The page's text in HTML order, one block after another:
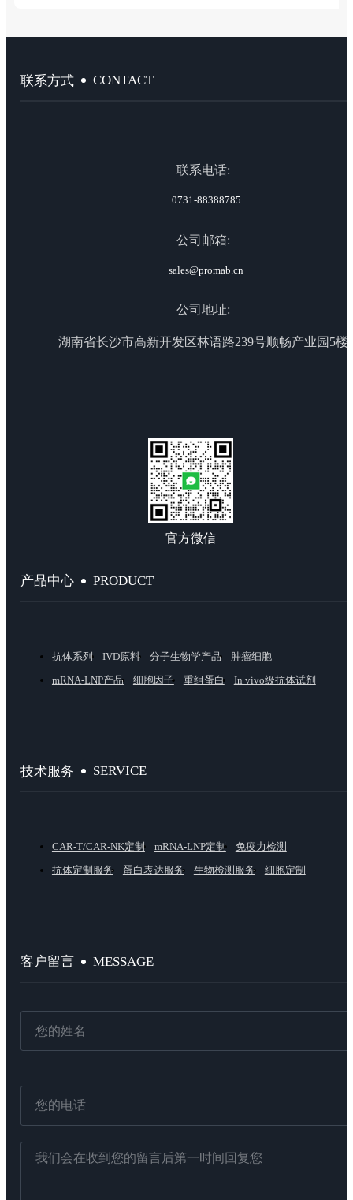
联系方式 CONTACT
联系电话:
0731-88388785
公司邮箱:
sales@promab.cn
公司地址:
湖南省长沙市高新开发区林语路239号顺畅产业园5楼
官方微信
产品中心 PRODUCT
抗体系列 IVD原料 分子生物学产品
肿瘤细胞
mRNA-LNP产品
细胞因子 重组蛋白 In vivo级抗体试剂
技术服务 SERVICE
CAR-T/CAR-NK定制 mRNA-LNP定制
免疫力检测
抗体定制服务
蛋白表达服务 生物检测服务 细胞定制
客户留言 MESSAGE